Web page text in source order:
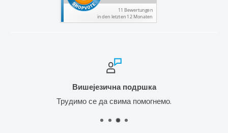
Вишејезична подршка
Трудимо се да свима помогнемо.